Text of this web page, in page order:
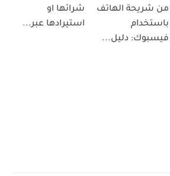
من شريحة الهاتف
باستخدام
فيسبوك: دليل...
شرائها او
استيرادها عبر...